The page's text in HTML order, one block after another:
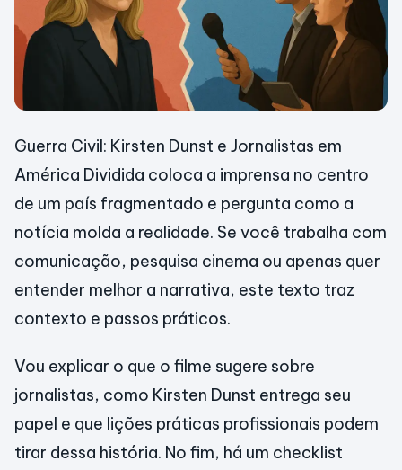
Guerra Civil: Kirsten Dunst e Jornalistas em
América Dividida coloca a imprensa no centro
de um país fragmentado e pergunta como a
notícia molda a realidade. Se você trabalha com
comunicação, pesquisa cinema ou apenas quer
entender melhor a narrativa, este texto traz
contexto e passos práticos.
Vou explicar o que o filme sugere sobre
jornalistas, como Kirsten Dunst entrega seu
papel e que lições práticas profissionais podem
tirar dessa história. No fim, há um checklist